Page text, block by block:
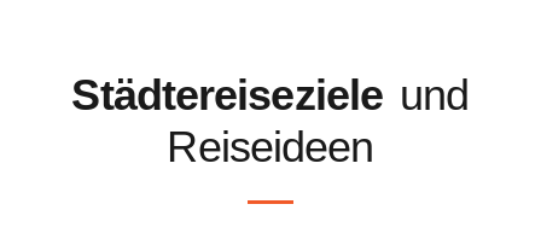
Städtereiseziele und
Reiseideen